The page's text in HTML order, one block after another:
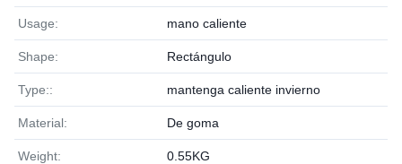
Usage: mano caliente
Shape: Rectángulo
Type:: mantenga caliente invierno
Material: De goma
Weight: 0.55KG